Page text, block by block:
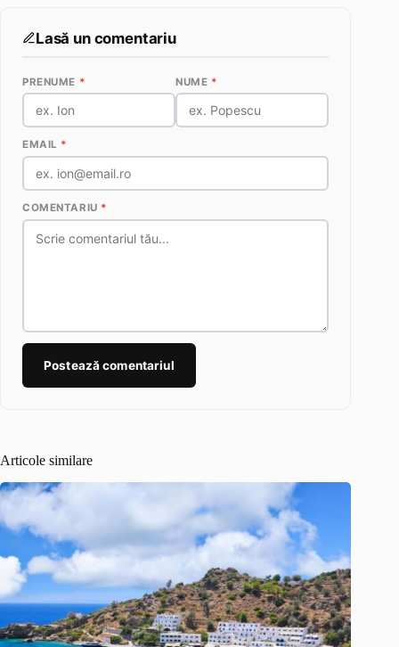
Lasă un comentariu
PRENUME * NUME *
EMAIL *
COMENTARIU *
Postează comentariul
Articole similare